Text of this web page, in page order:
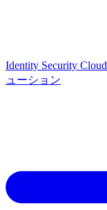
Identity Security Cloud
ューション